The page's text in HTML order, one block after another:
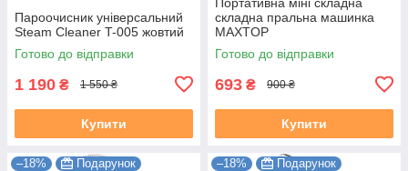
Пароочисник універсальний
Steam Cleaner T-005 жовтий
Готово до відправки
1 190 ₴ 1 550 ₴
Купити
складна пральна машинка
MAXTOP
Готово до відправки
693 ₴ 900 ₴
Купити
–18% Подарунок –18% Подарунок